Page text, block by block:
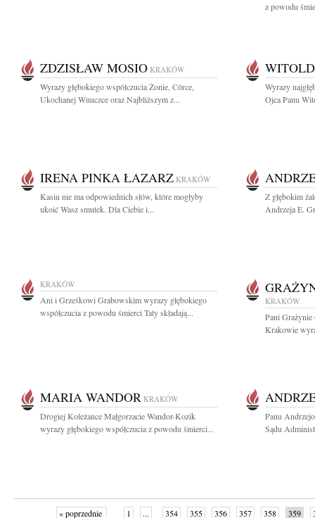
z powodu
ZDZISŁAW MOSIO KRAKÓW
Wyrazy głębokiego współczucia Żonie, Córce,
Ukochanej Wnuczce oraz Najbliższym z...
Wyrazy
Ojca Panu
IRENA PINKA ŁAZARZ KRAKÓW
Kasiu nie ma odpowiednich słów, które mogłyby
ukoić Wasz smutek. Dla Ciebie i...
Z głębokim
Andrzeja E.
KRAKÓW
Ani i Grześkowi Grabowskim wyrazy głębokiego
współczucia z powodu śmierci Taty składają...
KRAKÓW
Pani
Krakowie
MARIA WANDOR KRAKÓW
Drogiej Koleżance Małgorzacie Wandor-Kozik
wyrazy głębokiego współczucia z powodu śmierci...
Panu
Sądu
« poprzednie 1 ... 354 355 356 357 358 359